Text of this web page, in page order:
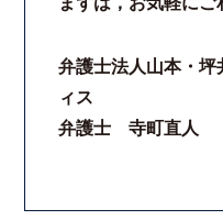
弁護士法人山本・坪
ィス
弁護士 寺町直人